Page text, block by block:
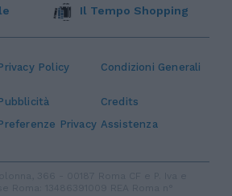
Policy Condizioni Generali
Credits
Privacy Assistenza
Il Tempo Shopping